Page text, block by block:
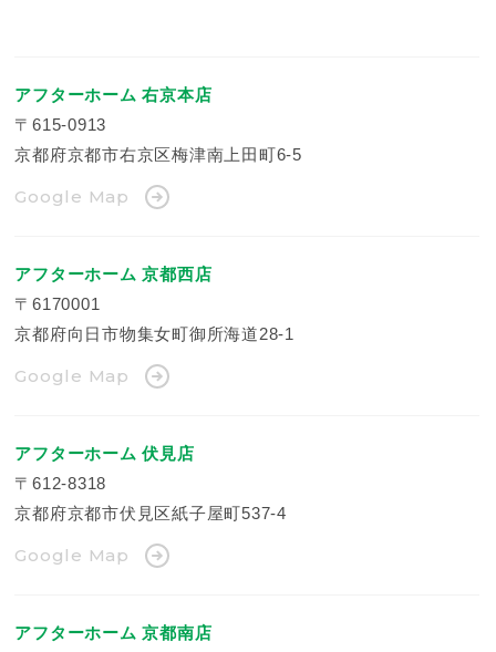
アフターホーム 右京本店
〒615-0913
京都府京都市右京区梅津南上田町6-5
Google Map
アフターホーム 京都西店
〒6170001
京都府向日市物集女町御所海道28-1
Google Map
アフターホーム 伏見店
〒612-8318
京都府京都市伏見区紙子屋町537-4
Google Map
アフターホーム 京都南店